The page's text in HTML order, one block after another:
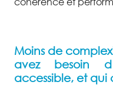
Moins de
avez besoin
accessible, et qui